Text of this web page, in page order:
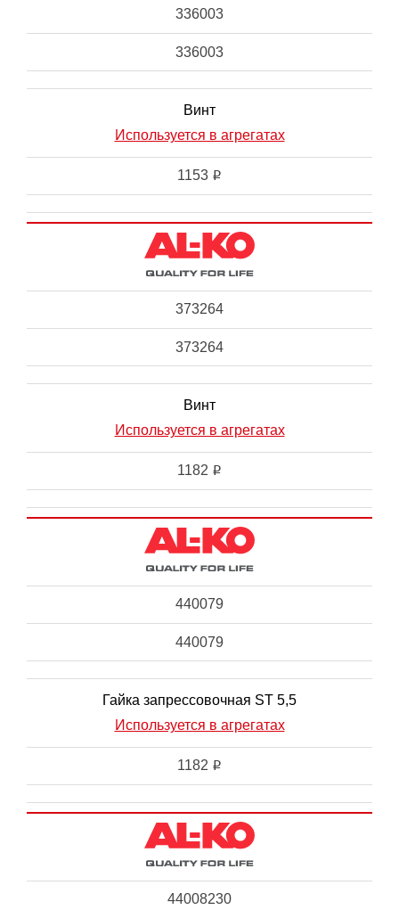
336003
336003
Винт
Используется в агрегатах
1153 i
373264
373264
Винт
Используется в агрегатах
1182 i
440079
440079
Гайка запрессовочная ST 5,5
Используется в агрегатах
1182 i
44008230